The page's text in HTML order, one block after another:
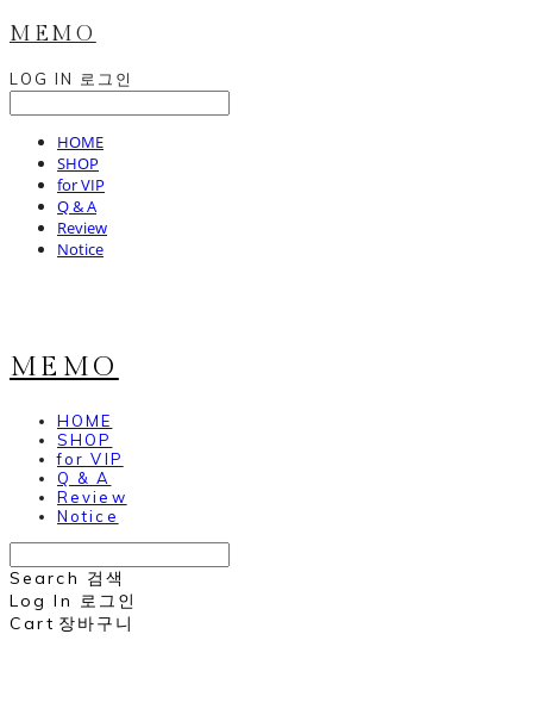
MEMO
LOG IN 로그인
HOME
SHOP
for VIP
Q & A
Review
Notice
MEMO
HOME
SHOP
for VIP
Q & A
Review
Notice
Search 검색
Log In 로그인
Cart 장바구니